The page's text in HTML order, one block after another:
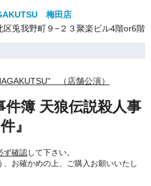
梅田店
兎我野町９−２３聚楽ビル4階or6階
（店舗公演）
件簿 天狼伝説殺人事
件』
ず確認して下さい。
お確かめの上、ご購入お願いいたし